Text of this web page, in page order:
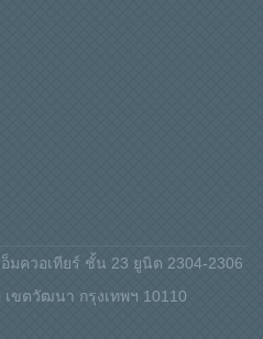
มควอเทียร์ ชั้น 23 ยูนิต 2304-2306
ขตวัฒนา กรุงเทพฯ 10110